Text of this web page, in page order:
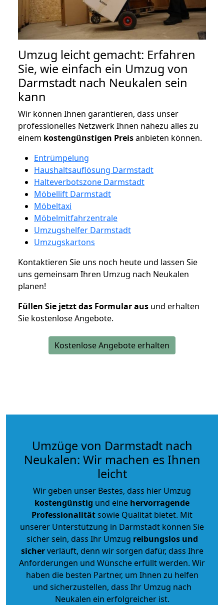
Umzug leicht gemacht: Erfahren
Sie, wie einfach ein Umzug von
Darmstadt nach Neukalen sein
kann
Wir können Ihnen garantieren, dass unser
professionelles Netzwerk Ihnen nahezu alles zu
einem kostengünstigen Preisanbieten können.
Entrümpelung
Haushaltsauflösung Darmstadt
Halteverbotszone Darmstadt
Möbellift Darmstadt
Möbeltaxi
Möbelmitfahrzentrale
Umzugshelfer Darmstadt
Umzugskartons
Kontaktieren Sie uns noch heute und lassen Sie
uns gemeinsam Ihren Umzug nach Neukalen
planen!
Füllen Sie jetzt das Formular aus und erhalten
Sie kostenlose Angebote.
Kostenlose Angebote erhalten
Umzüge von Darmstadt nach
Neukalen: Wir machen es Ihnen
leicht
Wir geben unser Bestes, dass hier Umzug
kostengünstig und eine hervorragende
Professionalitätsowie Qualität bietet. Mit
unserer Unterstützung in Darmstadt können Sie
sicher sein, dass Ihr Umzug reibungslos und
sicherverläuft, denn wir sorgen dafür, dass Ihre
Anforderungen und Wünsche erfüllt werden. Wir
haben die besten Partner, um Ihnen zu helfen
und sicherzustellen, dass Ihr Umzug nach
Neukalen ein erfolgreicher ist.